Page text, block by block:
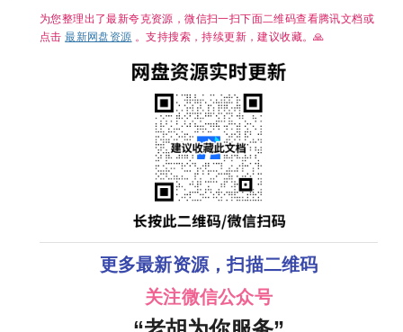
为您整理出了最新夸克资源，微信扫一扫下面二维码查看腾讯文档或
点击最新网盘资源 。支持搜索，持续更新，建议收藏。🙏
更多最新资源，扫描二维码
关注微信公众号